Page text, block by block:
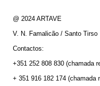
@ 2024 ARTAVE
V. N. Famalicão / Santo Tirso
Contactos:
+351 252 808 830 (chamada
+ 351 916 182 174 (chamada